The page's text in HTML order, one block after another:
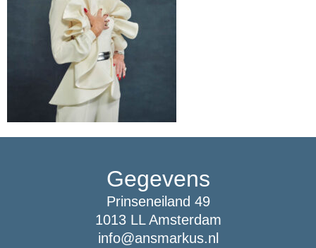
Gegevens
Prinseneiland 49
1013 LL Amsterdam
info@ansmarkus.nl